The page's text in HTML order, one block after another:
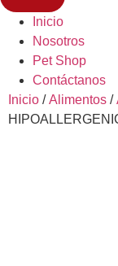
Inicio
Nosotros
Pet Shop
Contáctanos
Inicio /Alimentos /